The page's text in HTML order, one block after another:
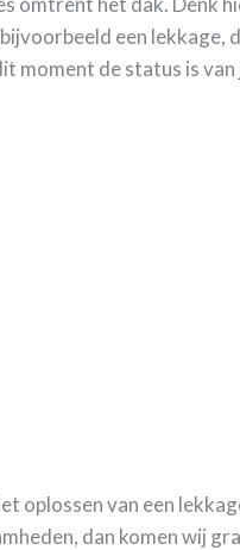
een lekkage,
moment de status is van
oplossen van een
dan komen wij